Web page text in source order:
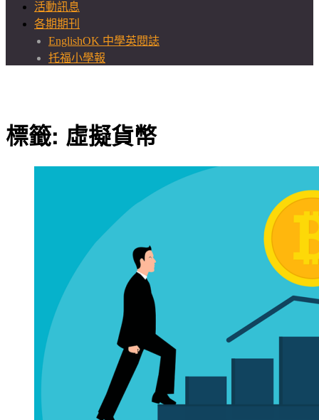
活動訊息
各期期刊
EnglishOK 中學英閱誌
托福小學報
標籤: 虛擬貨幣